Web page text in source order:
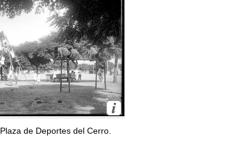
Plaza de Deportes del Cerro.